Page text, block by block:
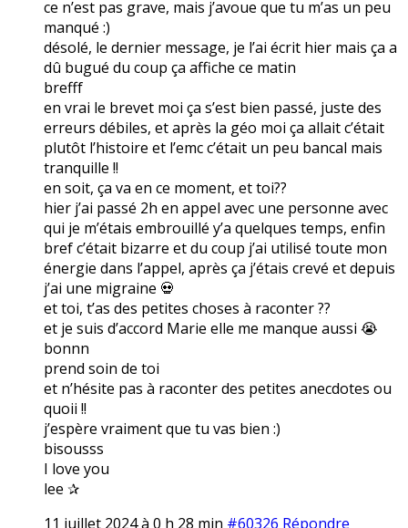
ce n’est pas grave, mais j’avoue que tu m’as un peu
manqué :)
désolé, le dernier message, je l’ai écrit hier mais ça a
dû bugué du coup ça affiche ce matin
brefff
en vrai le brevet moi ça s’est bien passé, juste des
erreurs débiles, et après la géo moi ça allait c’était
plutôt l’histoire et l’emc c’était un peu bancal mais
tranquille !!
en soit, ça va en ce moment, et toi??
hier j’ai passé 2h en appel avec une personne avec
qui je m’étais embrouillé y’a quelques temps, enfin
bref c’était bizarre et du coup j’ai utilisé toute mon
énergie dans l’appel, après ça j’étais crevé et depuis
j’ai une migraine 💀
et toi, t’as des petites choses à raconter ??
et je suis d’accord Marie elle me manque aussi 😭
bonnn
prend soin de toi
et n’hésite pas à raconter des petites anecdotes ou
quoii !!
j’espère vraiment que tu vas bien :)
bisousss
I love you
lee ✰
11 juillet 2024 à 0 h 28 min #60326 Répondre